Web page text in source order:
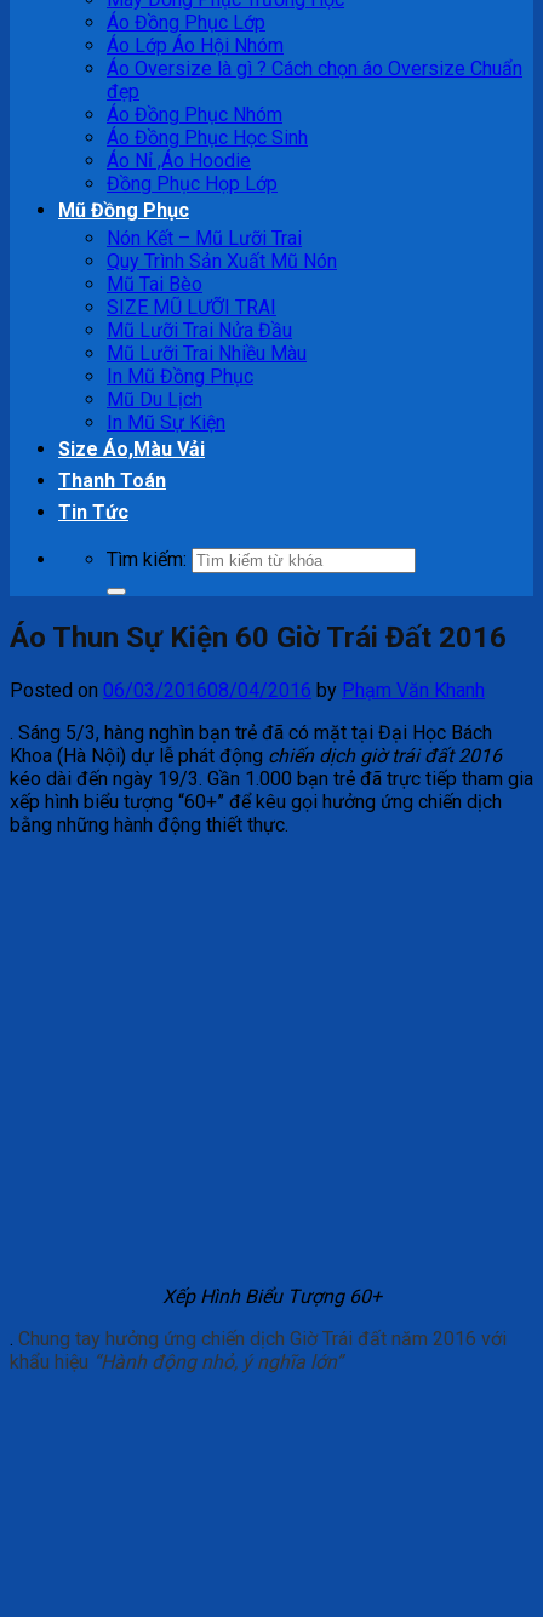
Áo Đồng Phục Lớp
Áo Lớp Áo Hội Nhóm
Áo Oversize là gì ? Cách chọn áo Oversize Chuẩn
đẹp
Áo Đồng Phục Nhóm
Áo Đồng Phục Học Sinh
Áo Nỉ ,Áo Hoodie
Đồng Phục Họp Lớp
Mũ Đồng Phục
Nón Kết – Mũ Lưỡi Trai
Quy Trình Sản Xuất Mũ Nón
Mũ Tai Bèo
SIZE MŨ LƯỠI TRAI
Mũ Lưỡi Trai Nửa Đầu
Mũ Lưỡi Trai Nhiều Màu
In Mũ Đồng Phục
Mũ Du Lịch
In Mũ Sự Kiện
Size Áo,Màu Vải
Thanh Toán
Tin Tức
Tìm kiếm:
Áo Thun Sự Kiện 60 Giờ Trái Đất 2016
Posted on 06/03/201608/04/2016 by Phạm Văn Khanh
. Sáng 5/3, hàng nghìn bạn trẻ đã có mặt tại Đại Học Bách
Khoa (Hà Nội) dự lễ phát động chiến dịch giờ trái đất 2016
kéo dài đến ngày 19/3. Gần 1.000 bạn trẻ đã trực tiếp tham gia
xếp hình biểu tượng “60+” để kêu gọi hưởng ứng chiến dịch
bằng những hành động thiết thực.
Xếp Hình Biểu Tượng 60+
. Chung tay hưởng ứng chiến dịch Giờ Trái đất năm 2016 với
khẩu hiệu “Hành động nhỏ, ý nghĩa lớn”